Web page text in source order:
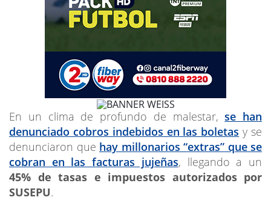
En un clima de profundo de malestar,se han
denunciado cobros indebidos en las boletas y se
denunciaron que hay millonarios “extras” que se
cobran en las facturas jujeñas, llegando a un
45% de tasas e impuestos autorizados por
SUSEPU.